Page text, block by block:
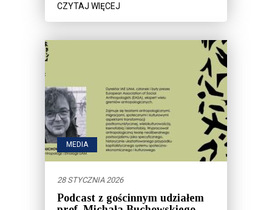
CZYTAJ WIĘCEJ
MEDIA
28 STYCZNIA 2026
Podcast z gościnnym udziałem